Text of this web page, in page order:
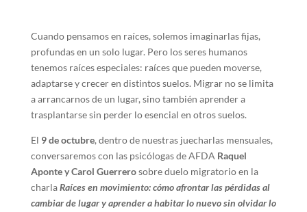
Cuando pensamos en raíces, solemos imaginarlas fijas,
profundas en un solo lugar. Pero los seres humanos
tenemos raíces especiales: raíces que pueden moverse,
adaptarse y crecer en distintos suelos. Migrar no se limita
a arrancarnos de un lugar, sino también aprender a
trasplantarse sin perder lo esencial en otros suelos.
El 9 de octubre, dentro de nuestras juecharlas mensuales,
conversaremos con las psicólogas de AFDA Raquel
Aponte y Carol Guerrerosobre duelo migratorio en la
charlaRaíces en movimiento: cómo afrontar las pérdidas al
cambiar de lugar y aprender a habitar lo nuevo sin olvidar lo